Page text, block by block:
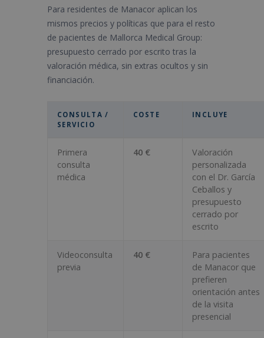
Para residentes de Manacor aplican los
mismos precios y políticas que para el resto
de pacientes de Mallorca Medical Group:
presupuesto cerrado por escrito tras la
valoración médica, sin extras ocultos y sin
financiación.
CONSULTA /
SERVICIO
COSTE INCLUYE
Primera
consulta
médica
40 €
Valoración
personalizada
con el Dr. García
Ceballos y
presupuesto
cerrado por
escrito
Videoconsulta
previa
40 €
Para pacientes
de Manacor que
prefieren
orientación antes
de la visita
presencial